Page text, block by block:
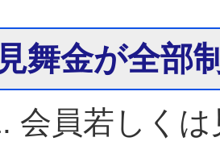
見舞金が全部
会員若しく